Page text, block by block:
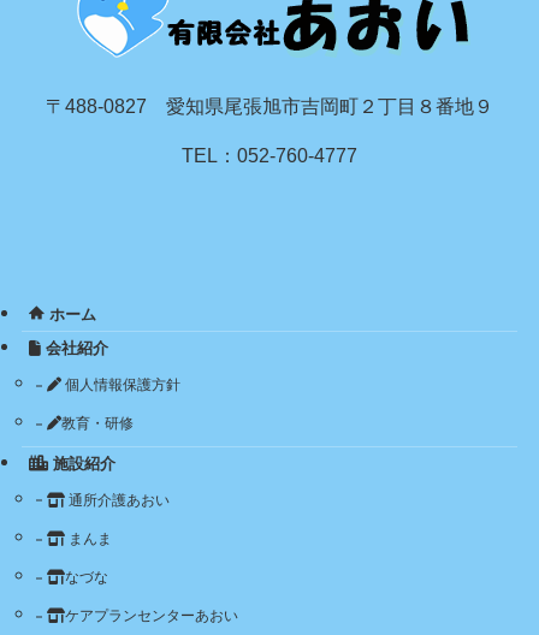
〒488-0827 愛知県尾張旭市吉岡町２丁目８番地９
TEL：052-760-4777
ホーム
会社紹介
個人情報保護方針
教育・研修
施設紹介
通所介護あおい
まんま
なづな
ケアプランセンターあおい